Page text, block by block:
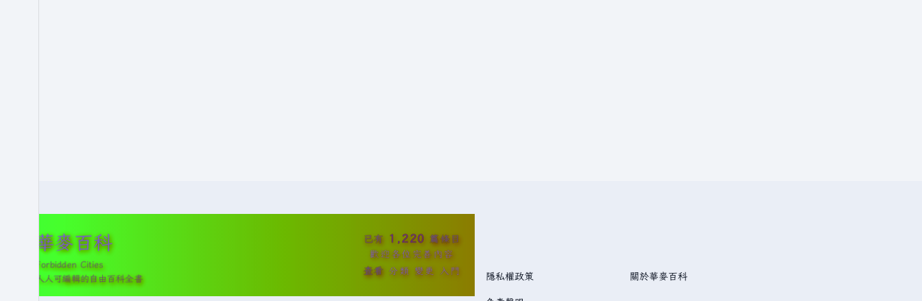
華麥百科
Forbidden Cities
人人可編輯的自由百科全書
已有 1,220 篇條目
歡迎各位完善內容
查看 分類 變更 入門 隱私權政策 關於華麥百科